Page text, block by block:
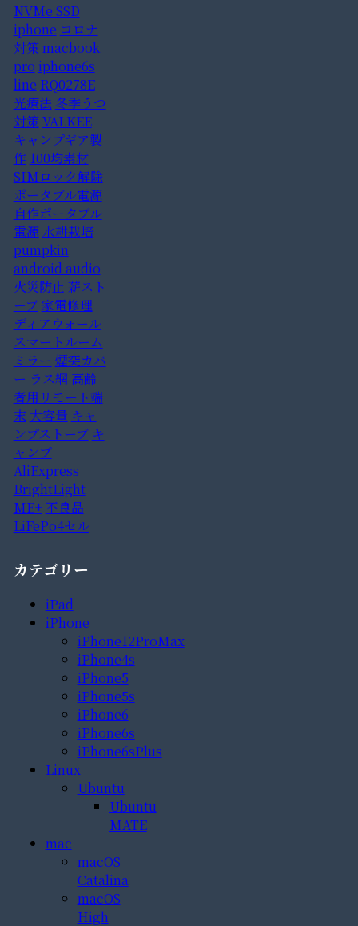
NVMe SSD
iphone コロナ
対策macbook
pro iphone6s
line RQ0278E
光療法 冬季うつ
対策VALKEE
キャンプギア製
作 100均素材
SIMロック解除
ポータブル電源
自作ポータブル
電源水耕栽培
pumpkin
android audio
火災防止 薪スト
ーブ家電修理
ディアウォール
スマートルーム
ミラー 煙突カバ
ー ラス網 高齢
者用リモート端
末大容量 キャ
ンプストーブ キ
ャンプ
AliExpress
BrightLight
ME+不良品
LiFePo4セル
カテゴリー
iPad
iPhone
iPhone12ProMax
iPhone4s
iPhone5
iPhone5s
iPhone6
iPhone6s
iPhone6sPlus
Linux
Ubuntu
Ubuntu
MATE
mac
macOS
Catalina
macOS
High